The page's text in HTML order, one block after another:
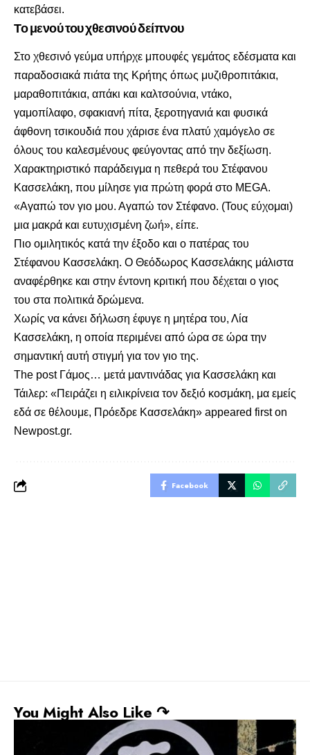
κατεβάσει.
Το μενού του χθεσινού δείπνου
Στο χθεσινό γεύμα υπήρχε μπουφές γεμάτος εδέσματα και
παραδοσιακά πιάτα της Κρήτης όπως μυζιθροπιτάκια,
μαραθοπιτάκια, απάκι και καλτσούνια, ντάκο,
γαμοπίλαφο, σφακιανή πίτα, ξεροτηγανιά και φυσικά
άφθονη τσικουδιά που χάρισε ένα πλατύ χαμόγελο σε
όλους του καλεσμένους φεύγοντας από την δεξίωση.
Χαρακτηριστικό παράδειγμα η πεθερά του Στέφανου
Κασσελάκη, που μίλησε για πρώτη φορά στο MEGA.
«Αγαπώ τον γιο μου. Αγαπώ τον Στέφανο. (Τους εύχομαι)
μια μακρά και ευτυχισμένη ζωή», είπε.
Πιο ομιλητικός κατά την έξοδο και ο πατέρας του
Στέφανου Κασσελάκη. Ο Θεόδωρος Κασσελάκης μάλιστα
αναφέρθηκε και στην έντονη κριτική που δέχεται ο γιος
του στα πολιτικά δρώμενα.
Χωρίς να κάνει δήλωση έφυγε η μητέρα του, Λία
Κασσελάκη, η οποία περιμένει από ώρα σε ώρα την
σημαντική αυτή στιγμή για τον γιο της.
The post Γάμος… μετά μαντινάδας για Κασσελάκη και
Τάιλερ: «Πειράζει η ειλικρίνεια τον δεξιό κοσμάκη, μα εμείς
εδά σε θέλουμε, Πρόεδρε Κασσελάκη» appeared first on
Newpost.gr.
Facebook
You Might Also Like ↷